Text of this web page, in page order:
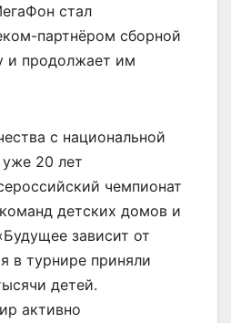
стал
партнёром сборной
и продолжает им
с национальной
20 лет
чемпионат
детских домов и
зависит от
в турнире приняли
детей.
активно